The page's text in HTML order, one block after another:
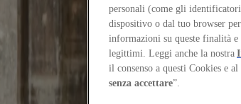
casa
la casa
personali (come gli
dispositivo o dal tuo browser
informazioni su queste finalità
legittimi. Leggi anche la nostra
il consenso a questi Cookies e
senza accettare”.